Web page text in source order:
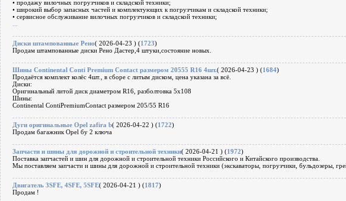
• продажу вилочных погрузчиков и складской техники;
• широкий выбор запасных частей и комплектующих к погрузчикам и складской техники;
• сервисное обслуживание вилочных погрузчиков и складской техники;
Диски штампованные Рено( 2026-04-23 ) (1723)
Продам штампованные диски Рено Дастер,4 штуки,состояние новых.
Шины Continental Conti Premium Contact размером 20555 R16 4шт.( 2026-04-23 ) (1684)
Продаётся комплект колёс 4шт., в сборе с литым диском, цена указана за всё.
Диски:
Оригинальный литой диск диаметром R16, разболтовка 5x108
Шины:
Continental ContiPremiumContact размером 205/55 R16
Дуги оригинальные Opel zafira b( 2026-04-22 ) (1722)
Продам багажник Opel бу 2 ключа
Запчасти и шины для дорожной и строительной техники( 2026-04-21 ) (1972)
Поставка запчастей и шин для дорожной и строительной техники Российского и Китайского производства.
Мы поставляем запчасти и шины для дорожной и строительной техники (экскаваторы, погрузчики, бульдозеры,
Двигатель 3SFE, 4SFE, 5SFE( 2026-04-21 ) (1817)
Продам !